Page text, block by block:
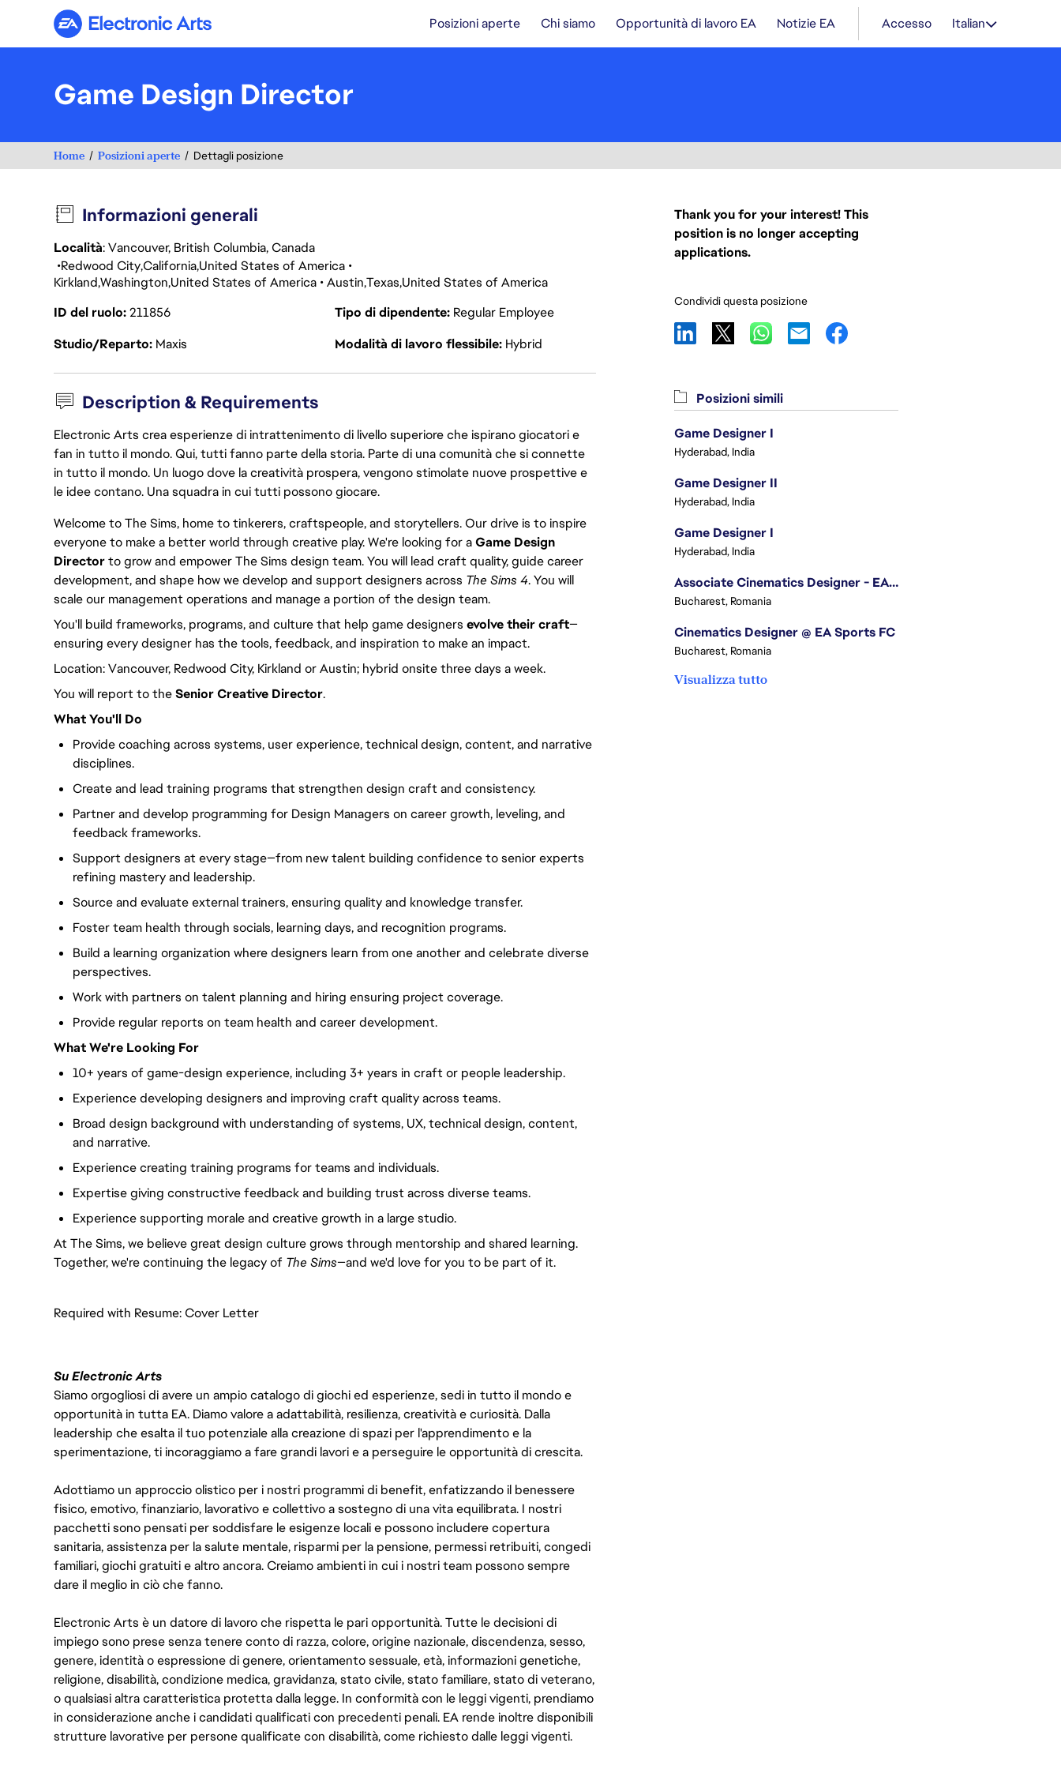
Electronic Arts Posizioni aperte Chi siamo Opportunità di lavoro EA Notizie EA Accesso Italian
Game Design Director
Home Posizioni aperte Dettagli posizione
Informazioni generali
Località: Vancouver, British Columbia, Canada
Redwood CityCaliforniaUnited States of America
KirklandWashington United States of America AustinTexas United States of America
ID del ruolo211856 Tipo di dipendente Regular Employee
Studio/Reparto Maxis Modalità di lavoro flessibile Hybrid
Description & Requirements
Electronic Arts crea esperienze di intrattenimento di livello superiore che ispirano giocatori e
fan in tutto il mondo. Qui, tutti fanno parte della storia. Parte di una comunità che si connette
in tutto il mondo. Un luogo dove la creatività prospera, vengono stimolate nuove prospettive e
le idee contano. Una squadra in cui tutti possono giocare.
Welcome to The Sims, home to tinkerers, craftspeople, and storytellers. Our drive is to inspire
everyone to make a better world through creative play. We're looking for aGame Design
Directorto grow and empower The Sims design team. You will lead craft quality, guide career
development, and shape how we develop and support designers across The Sims 4. You will
scale our management operations and manage a portion of the design team.
You'll build frameworks, programs, and culture that help game designers evolve their craft—
ensuring every designer has the tools, feedback, and inspiration to make an impact.
Location: Vancouver, Redwood City, Kirkland or Austin; hybrid onsite three days a week.
You will report to theSenior Creative Director.
What You'll Do
Provide coaching across systems, user experience, technical design, content, and narrative
disciplines.
Create and lead training programs that strengthen design craft and consistency.
Partner and develop programming for Design Managers on career growth, leveling, and
feedback frameworks.
Support designers at every stage—from new talent building confidence to senior experts
refining mastery and leadership.
Source and evaluate external trainers, ensuring quality and knowledge transfer.
Foster team health through socials, learning days, and recognition programs.
Build a learning organization where designers learn from one another and celebrate diverse
perspectives.
Work with partners on talent planning and hiring ensuring project coverage.
Provide regular reports on team health and career development.
What We're Looking For
10+ years of game-design experience, including 3+ years in craft or people leadership.
Experience developing designers and improving craft quality across teams.
Broad design background with understanding of systems, UX, technical design, content,
and narrative.
Experience creating training programs for teams and individuals.
Expertise giving constructive feedback and building trust across diverse teams.
Experience supporting morale and creative growth in a large studio.
At The Sims, we believe great design culture grows through mentorship and shared learning.
Together, we're continuing the legacy of The Sims—and we'd love for you to be part of it.
Required with Resume: Cover Letter
Su Electronic Arts
Siamo orgogliosi di avere un ampio catalogo di giochi ed esperienze, sedi in tutto il mondo e
opportunità in tutta EA. Diamo valore a adattabilità, resilienza, creatività e curiosità. Dalla
leadership che esalta il tuo potenziale alla creazione di spazi per l'apprendimento e la
sperimentazione, ti incoraggiamo a fare grandi lavori e a perseguire le opportunità di crescita.
Adottiamo un approccio olistico per i nostri programmi di benefit, enfatizzando il benessere
fisico, emotivo, finanziario, lavorativo e collettivo a sostegno di una vita equilibrata. I nostri
pacchetti sono pensati per soddisfare le esigenze locali e possono includere copertura
sanitaria, assistenza per la salute mentale, risparmi per la pensione, permessi retribuiti, congedi
familiari, giochi gratuiti e altro ancora. Creiamo ambienti in cui i nostri team possono sempre
dare il meglio in ciò che fanno.
Electronic Arts è un datore di lavoro che rispetta le pari opportunità. Tutte le decisioni di
impiego sono prese senza tenere conto di razza, colore, origine nazionale, discendenza, sesso,
genere, identità o espressione di genere, orientamento sessuale, età, informazioni genetiche,
religione, disabilità, condizione medica, gravidanza, stato civile, stato familiare, stato di veterano,
o qualsiasi altra caratteristica protetta dalla legge. In conformità con le leggi vigenti, prendiamo
in considerazione anche i candidati qualificati con precedenti penali. EA rende inoltre disponibili
strutture lavorative per persone qualificate con disabilità, come richiesto dalle leggi vigenti.
Thank you for your interest! This
position is no longer accepting
applications.
Condividi questa posizione
Posizioni simili
Game Designer I
Hyderabad, India
Game Designer II
Hyderabad, India
Game Designer I
Hyderabad, India
Associate Cinematics Designer - EA Sports FC
Bucharest, Romania
Cinematics Designer @ EA Sports FC
Bucharest, Romania
Visualizza tutto